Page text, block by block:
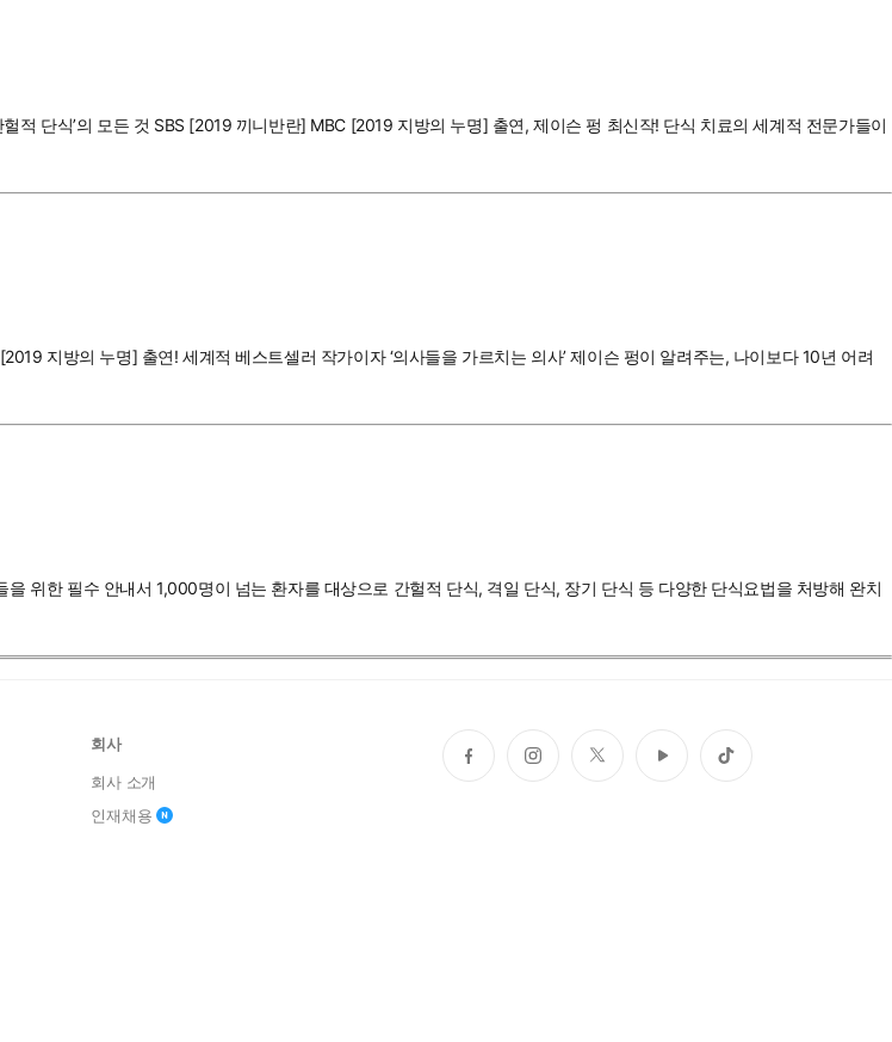
적 단식’의 모든 것 SBS [2019 끼니반란] MBC [2019 지방의 누명] 출연, 제이슨 펑 최신작! 단식 치료의 세계적 전문가들이
지방의 누명] 출연! 세계적 베스트셀러 작가이자 ‘의사들을 가르치는 의사’ 제이슨 펑이 알려주는, 나이보다 10년 어려
위한 필수 안내서 1,000명이 넘는 환자를 대상으로 간헐적 단식, 격일 단식, 장기 단식 등 다양한 단식요법을 처방해 완치
회사
회사 소개
인재채용
페
이
인
스
트
위
유
튜
틱
톡